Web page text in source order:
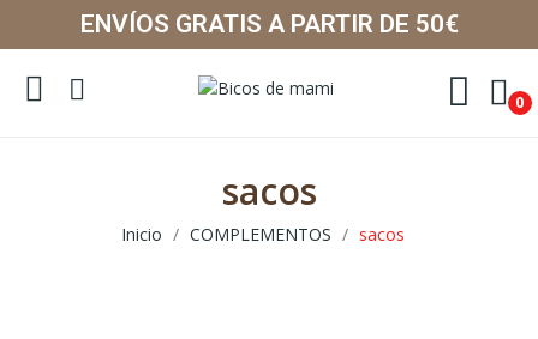
ENVÍOS GRATIS A PARTIR DE 50€
0
sacos
Inicio COMPLEMENTOS sacos